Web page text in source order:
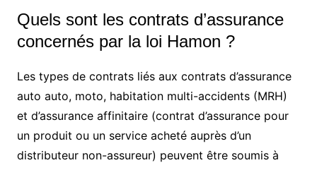
Quels sont les contrats d’assurance
concernés par la loi Hamon ?
Les types de contrats liés aux contrats d’assurance
auto auto, moto, habitation multi-accidents (MRH)
et d’assurance affinitaire (contrat d’assurance pour
un produit ou un service acheté auprès d’un
distributeur non-assureur) peuvent être soumis à